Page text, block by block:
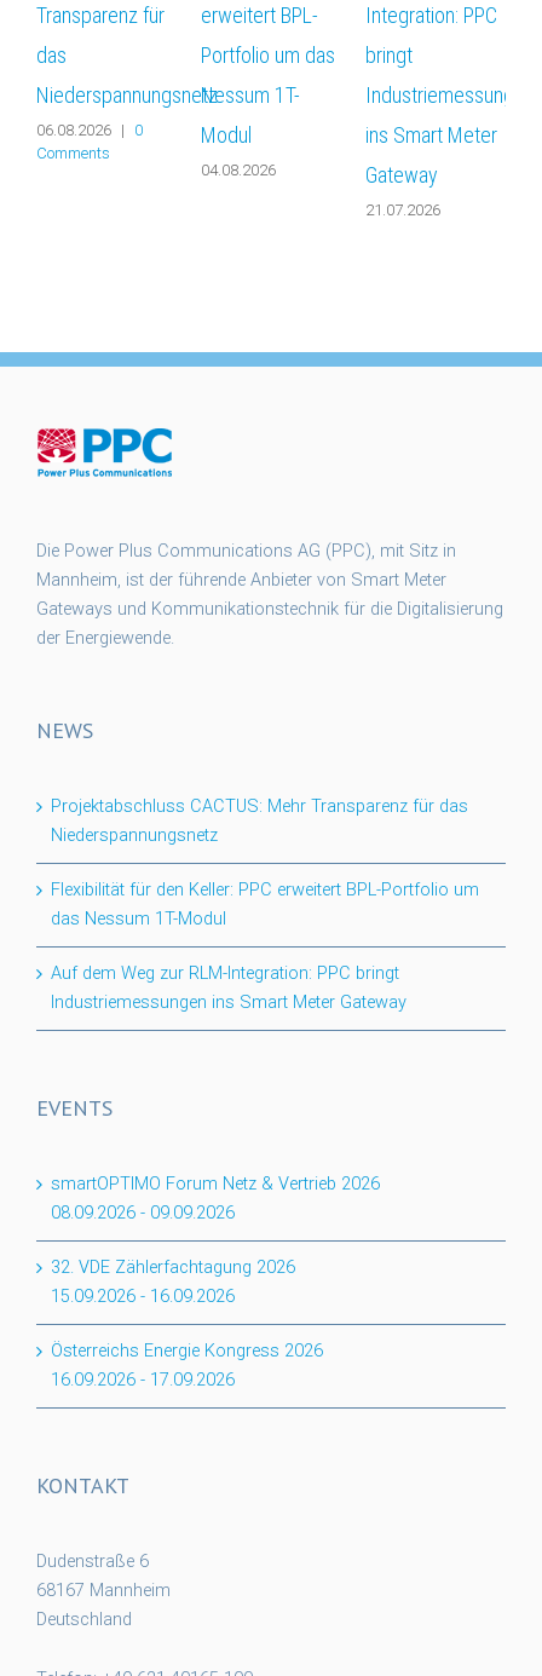
Transparenz für
das
Niederspannungsnetz
06.08.2026 |
0
Comments
erweitert BPL-
Portfolio um das
Nessum 1T-
Modul
04.08.2026
Integration: PPC
bringt
Industriemessungen
ins Smart Meter
Gateway
21.07.2026
Die Power Plus Communications AG (PPC), mit Sitz in
Mannheim, ist der führende Anbieter von Smart Meter
Gateways und Kommunikationstechnik für die Digitalisierung
der Energiewende.
NEWS
Projektabschluss CACTUS: Mehr Transparenz für das
Niederspannungsnetz
Flexibilität für den Keller: PPC erweitert BPL-Portfolio um
das Nessum 1T-Modul
Auf dem Weg zur RLM-Integration: PPC bringt
Industriemessungen ins Smart Meter Gateway
EVENTS
smartOPTIMO Forum Netz & Vertrieb 2026
08.09.2026 - 09.09.2026
32. VDE Zählerfachtagung 2026
15.09.2026 - 16.09.2026
Österreichs Energie Kongress 2026
16.09.2026 - 17.09.2026
KONTAKT
Dudenstraße 6
68167 Mannheim
Deutschland